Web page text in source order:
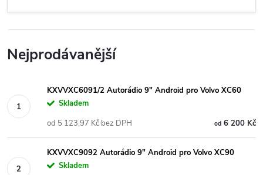
Nejprodávanější
KXVVXC6091/2 Autorádio 9" Android pro Volvo XC60
Skladem
od6 200 Kč
od 5 123,97 Kč bez DPH
KXVVXC9092 Autorádio 9" Android pro Volvo XC90
Skladem